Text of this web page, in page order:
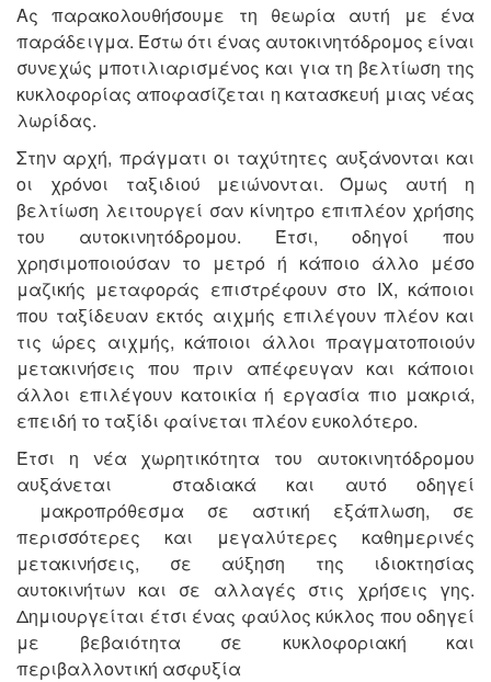
Ας παρακολουθήσουμε τη θεωρία αυτή με ένα
παράδειγμα. Έστω ότι ένας αυτοκινητόδρομος είναι
συνεχώς μποτιλιαρισμένος και για τη βελτίωση της
κυκλοφορίας αποφασίζεται η κατασκευή μιας νέας
λωρίδας.
Στην αρχή, πράγματι οι ταχύτητες αυξάνονται και
οι χρόνοι ταξιδιού μειώνονται. Όμως αυτή η
βελτίωση λειτουργεί σαν κίνητρο επιπλέον χρήσης
του αυτοκινητόδρομου. Έτσι, οδηγοί που
χρησιμοποιούσαν το μετρό ή κάποιο άλλο μέσο
μαζικής μεταφοράς επιστρέφουν στο ΙΧ, κάποιοι
που ταξίδευαν εκτός αιχμής επιλέγουν πλέον και
τις ώρες αιχμής, κάποιοι άλλοι πραγματοποιούν
μετακινήσεις που πριν απέφευγαν και κάποιοι
άλλοι επιλέγουν κατοικία ή εργασία πιο μακριά,
επειδή το ταξίδι φαίνεται πλέον ευκολότερο.
Έτσι η νέα χωρητικότητα του αυτοκινητόδρομου
αυξάνεται σταδιακά και αυτό οδηγεί
μακροπρόθεσμα σε αστική εξάπλωση, σε
περισσότερες και μεγαλύτερες καθημερινές
μετακινήσεις, σε αύξηση της ιδιοκτησίας
αυτοκινήτων και σε αλλαγές στις χρήσεις γης.
Δημιουργείται έτσι ένας φαύλος κύκλος που οδηγεί
με βεβαιότητα σε κυκλοφοριακή και
περιβαλλοντική ασφυξία